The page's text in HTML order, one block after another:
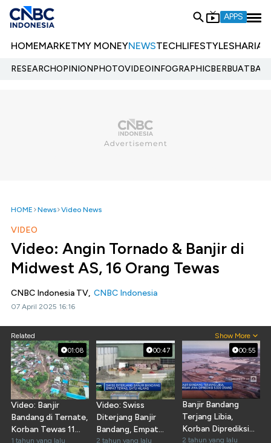
APPS
HOMEMARKETMY MONEYNEWSTECHLIFESTYLESHARIA
RESEARCHOPINIONPHOTOVIDEOINFOGRAPHIC
HOME News Video News
VIDEO
Video: Angin Tornado & Banjir di
Midwest AS, 16 Orang Tewas
CNBC Indonesia TV, CNBC Indonesia
07 April 2025 16:16
Related Show More
01:08
Video: Banjir
Bandang di Ternate,
Korban Tewas 11
1 tahun yang lalu
00:47
Video: Swiss
Diterjang Banjir
Bandang, Empat
2 tahun yang lalu
00:55
Banjir Bandang
Terjang Libia,
Korban Diprediksi
2 tahun yang lalu